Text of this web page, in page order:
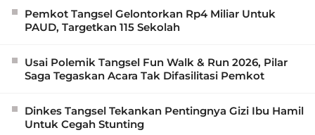
Pemkot Tangsel Gelontorkan Rp4 Miliar Untuk
PAUD, Targetkan 115 Sekolah
Usai Polemik Tangsel Fun Walk & Run 2026, Pilar
Saga Tegaskan Acara Tak Difasilitasi Pemkot
Dinkes Tangsel Tekankan Pentingnya Gizi Ibu Hamil
Untuk Cegah Stunting